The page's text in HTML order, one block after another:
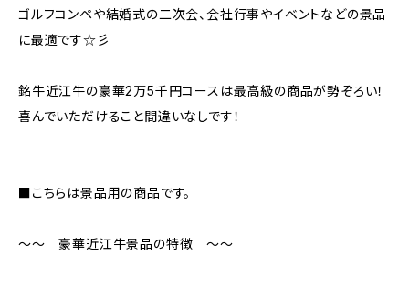
ゴルフコンペや結婚式の二次会、会社行事やイベントなどの景品
に最適です☆彡
銘牛近江牛の豪華2万5千円コースは最高級の商品が勢ぞろい！
喜んでいただけること間違いなしです！
■こちらは景品用の商品です。
～～ 豪華近江牛景品の特徴 ～～